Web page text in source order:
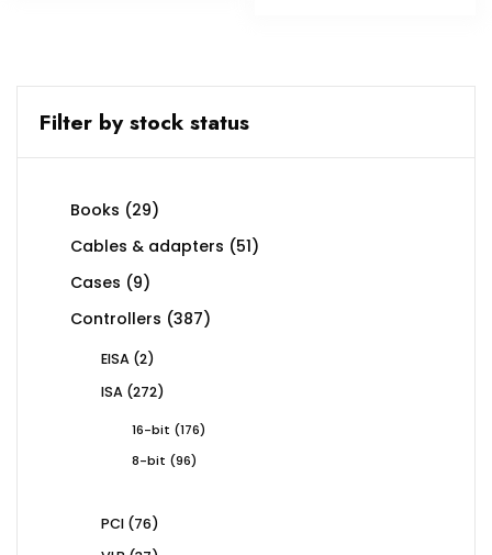
Filter by stock status
Books 2929
Cables & adapters 5151
Cases 99
products
Controllers 387387
EISA 22
ISA 272272
16-bit 176176
8-bit
9696
PCI 7676